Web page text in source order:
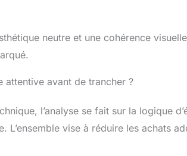
neutre et une cohérence
avant de trancher ?
l’analyse se fait sur la logique
L’ensemble vise à réduire les achats